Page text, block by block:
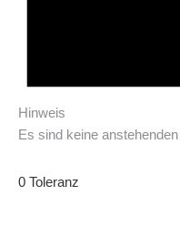
Hinweis
Es sind keine
0 Toleranz